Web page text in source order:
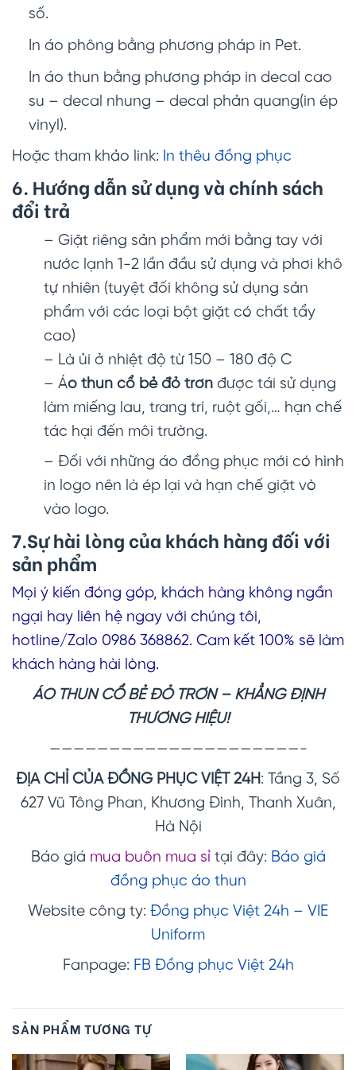
số.
In áo phông bằng phương pháp in Pet.
In áo thun bằng phương pháp in decal cao
su – decal nhung – decal phản quang(in ép
vinyl).
Hoặc tham khảo link: In thêu đồng phục
6. Hướng dẫn sử dụng và chính sách
đổi trả
– Giặt riêng sản phẩm mới bằng tay với
nước lạnh 1-2 lần đầu sử dụng và phơi khô
tự nhiên (tuyệt đối không sử dụng sản
phẩm với các loại bột giặt có chất tẩy
cao)
– Là ủi ở nhiệt độ từ 150 – 180 độ C
– Áo thun cổ bẻ đỏ trơn được tái sử dụng
làm miếng lau, trang trí, ruột gối,… hạn chế
tác hại đến môi trường.
– Đối với những áo đồng phục mới có hình
in logo nên là ép lại và hạn chế giặt vò
vào logo.
7.Sự hài lòng của khách hàng đối với
sản phẩm
Mọi ý kiến đóng góp, khách hàng không ngần
ngại hay liên hệ ngay với chúng tôi,
hotline/Zalo 0986 368862. Cam kết 100% sẽ làm
khách hàng hài lòng.
ÁO THUN CỔ BẺ ĐỎ TRƠN – KHẲNG ĐỊNH
THƯƠNG HIỆU!
—————————————————————-
ĐỊA CHỈ CỦA ĐỒNG PHỤC VIỆT 24H: Tầng 3, Số
627 Vũ Tông Phan, Khương Đình, Thanh Xuân,
Hà Nội
Báo giá mua buôn mua sỉ tại đây: Báo giá
đồng phục áo thun
Website công ty: Đồng phục Việt 24h – VIE
Uniform
Fanpage: FB Đồng phục Việt 24h
SẢN PHẨM TƯƠNG TỰ